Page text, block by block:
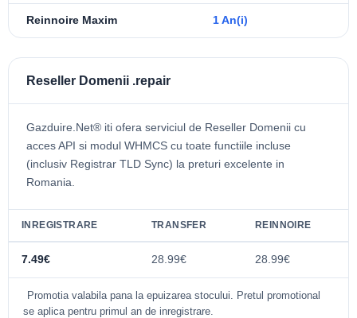
Reinnoire Maxim 1 An(i)
Reseller Domenii .repair
Gazduire.Net® iti ofera serviciul de Reseller Domenii cu
acces API si modul WHMCS cu toate functiile incluse
(inclusiv Registrar TLD Sync) la preturi excelente in
Romania.
INREGISTRARE TRANSFER REINNOIRE
7.49€ 28.99€ 28.99€
Promotia valabila pana la epuizarea stocului. Pretul promotional
se aplica pentru primul an de inregistrare.